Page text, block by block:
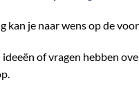
kan je naar wens op de
of vragen hebben